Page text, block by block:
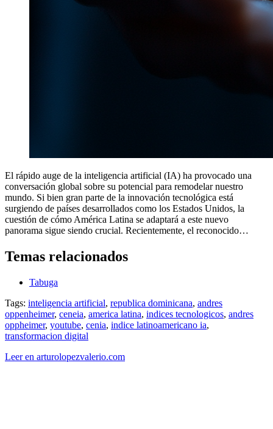
El rápido auge de la inteligencia artificial (IA) ha provocado una
conversación global sobre su potencial para remodelar nuestro
mundo. Si bien gran parte de la innovación tecnológica está
surgiendo de países desarrollados como los Estados Unidos, la
cuestión de cómo América Latina se adaptará a este nuevo
panorama sigue siendo crucial. Recientemente, el reconocido…
Temas relacionados
Tabuga
Tags: inteligencia artificial, republica dominicana, andres
oppenheimer, ceneia, america latina, indices tecnologicos, andres
oppheimer, youtube, cenia, indice latinoamericano ia,
transformacion digital
Leer en arturolopezvalerio.com